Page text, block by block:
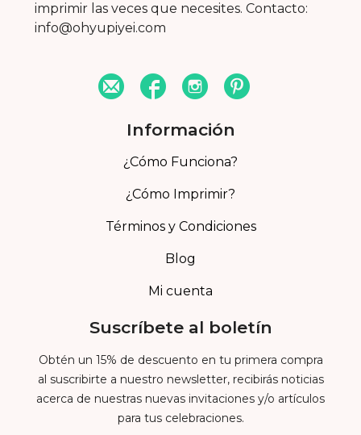
imprimir las veces que necesites. Contacto:
info@ohyupiyei.com
Información
¿Cómo Funciona?
¿Cómo Imprimir?
Términos y Condiciones
Blog
Mi cuenta
Suscríbete al boletín
Obtén un 15% de descuento en tu primera compra
al suscribirte a nuestro newsletter, recibirás noticias
acerca de nuestras nuevas invitaciones y/o artículos
para tus celebraciones.